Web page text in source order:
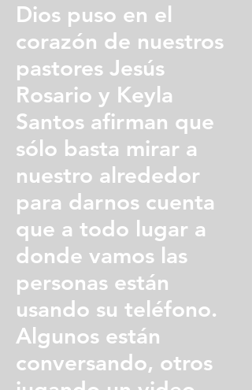
Dios puso en el
corazón de nuestros
pastores Jesús
Rosario y Keyla
Santos afirman que
sólo basta mirar a
nuestro alrededor
para darnos cuenta
que a todo lugar a
donde vamos las
personas están
usando su teléfono.
Algunos están
conversando, otros